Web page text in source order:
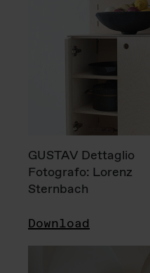
GUSTAV Dettaglio
Fotografo: Lorenz
Sternbach
Download